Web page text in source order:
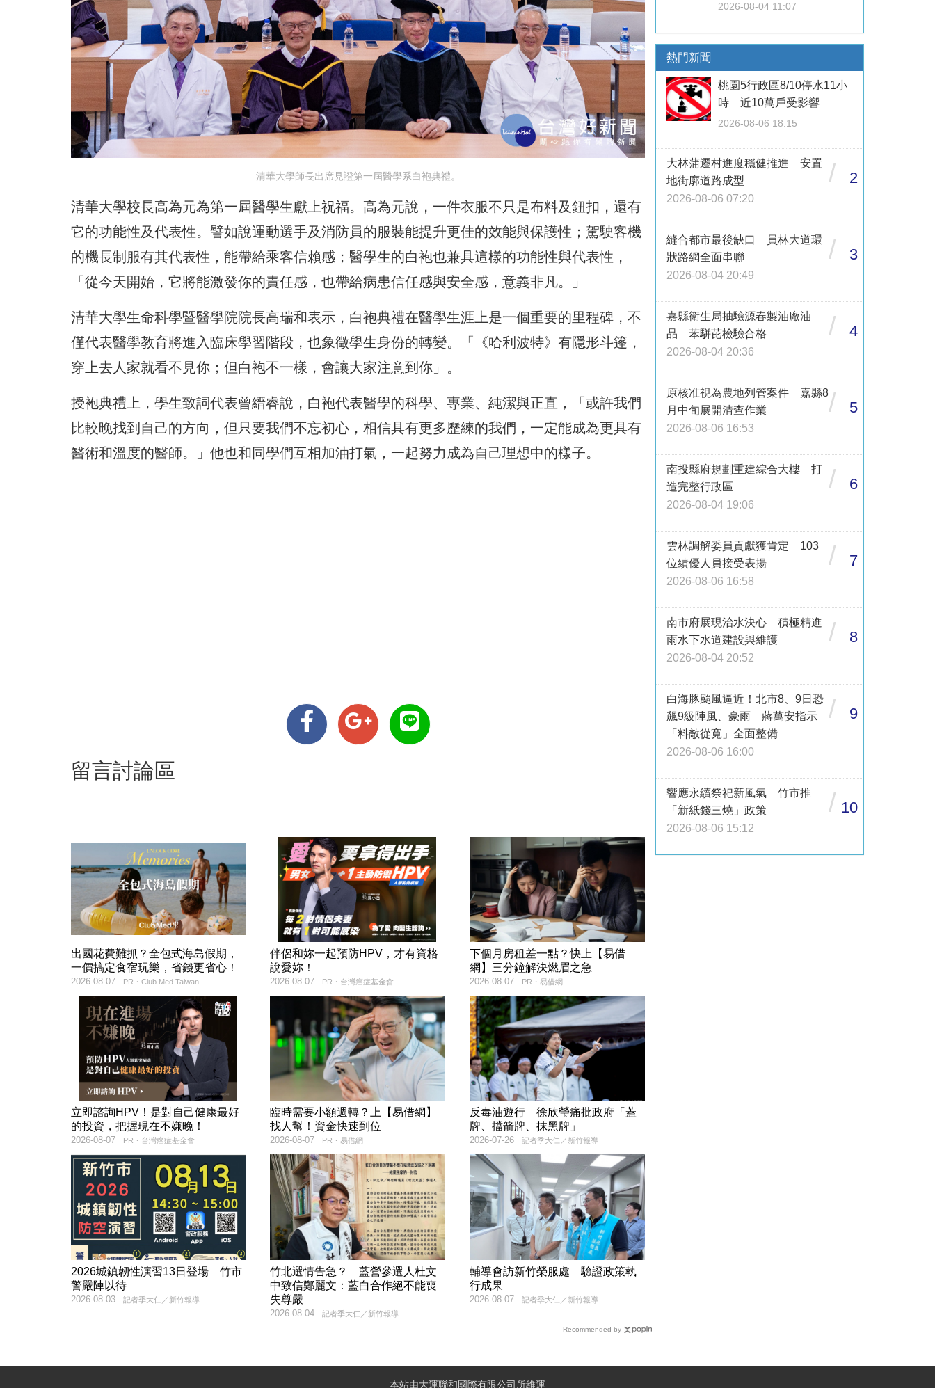
清華大學師長出席見證第一屆醫學系白袍典禮。
清華大學校長高為元為第一屆醫學生獻上祝福。高為元說，一件衣服不只是布料及鈕扣，還有
它的功能性及代表性。譬如說運動選手及消防員的服裝能提升更佳的效能與保護性；駕駛客機
的機長制服有其代表性，能帶給乘客信賴感；醫學生的白袍也兼具這樣的功能性與代表性，
「從今天開始，它將能激發你的責任感，也帶給病患信任感與安全感，意義非凡。」
清華大學生命科學暨醫學院院長高瑞和表示，白袍典禮在醫學生涯上是一個重要的里程碑，不
僅代表醫學教育將進入臨床學習階段，也象徵學生身份的轉變。「《哈利波特》有隱形斗篷，
穿上去人家就看不見你；但白袍不一樣，會讓大家注意到你」。
授袍典禮上，學生致詞代表曾縉睿說，白袍代表醫學的科學、專業、純潔與正直，「或許我們
比較晚找到自己的方向，但只要我們不忘初心，相信具有更多歷練的我們，一定能成為更具有
醫術和溫度的醫師。」他也和同學們互相加油打氣，一起努力成為自己理想中的樣子。
留言討論區
出國花費難抓？全包式海島假期，
一價搞定食宿玩樂，省錢更省心！
PR・Club Med Taiwan
2026-08-07
伴侶和妳一起預防HPV，才有資格
說愛妳！
PR・台灣癌症基金會
2026-08-07
下個月房租差一點？快上【易借
網】三分鐘解決燃眉之急
PR・易借網
2026-08-07
立即諮詢HPV！是對自己健康最好
的投資，把握現在不嫌晚！
PR・台灣癌症基金會
2026-08-07
臨時需要小額週轉？上【易借網】
找人幫！資金快速到位
PR・易借網
2026-08-07
反毒油遊行 徐欣瑩痛批政府「蓋
牌、擋箭牌、抹黑牌」
記者季大仁／新竹報導
2026-07-26
2026城鎮韌性演習13日登場 竹市
警嚴陣以待
記者季大仁／新竹報導
2026-08-03
竹北選情告急？ 藍營參選人杜文
中致信鄭麗文：藍白合作絕不能喪
失尊嚴
記者季大仁／新竹報導
2026-08-04
輔導會訪新竹榮服處 驗證政策執
行成果
記者季大仁／新竹報導
2026-08-07
Recommended by
2026-08-04 11:07
熱門新聞
桃園5行政區8/10停水11小
時 近10萬戶受影響
2026-08-06 18:15
大林蒲遷村進度穩健推進 安置
地街廓道路成型
2026-08-06 07:20
/ 2
縫合都市最後缺口 員林大道環
狀路網全面串聯
2026-08-04 20:49
/ 3
嘉縣衛生局抽驗源春製油廠油
品 苯駢芘檢驗合格
2026-08-04 20:36
/ 4
原核准視為農地列管案件 嘉縣8
月中旬展開清查作業
2026-08-06 16:53
/ 5
南投縣府規劃重建綜合大樓 打
造完整行政區
2026-08-04 19:06
/ 6
雲林調解委員貢獻獲肯定 103
位績優人員接受表揚
2026-08-06 16:58
/ 7
南市府展現治水決心 積極精進
雨水下水道建設與維護
2026-08-04 20:52
/ 8
白海豚颱風逼近！北市8、9日恐
飆9級陣風、豪雨 蔣萬安指示
「料敵從寬」全面整備
2026-08-06 16:00
/ 9
響應永續祭祀新風氣 竹市推
「新紙錢三燒」政策
2026-08-06 15:12
/ 10
本站由大運聯和國際有限公司所維運